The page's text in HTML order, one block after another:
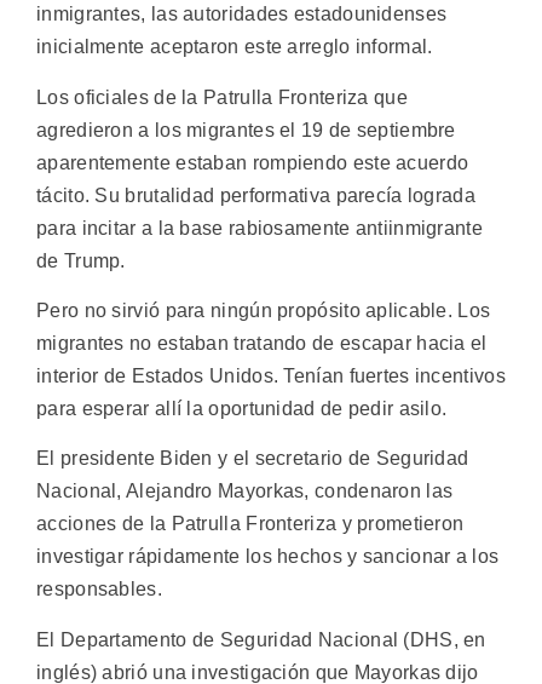
inmigrantes, las autoridades estadounidenses
inicialmente aceptaron este arreglo informal.
Los oficiales de la Patrulla Fronteriza que
agredieron a los migrantes el 19 de septiembre
aparentemente estaban rompiendo este acuerdo
tácito. Su brutalidad performativa parecía lograda
para incitar a la base rabiosamente antiinmigrante
de Trump.
Pero no sirvió para ningún propósito aplicable. Los
migrantes no estaban tratando de escapar hacia el
interior de Estados Unidos. Tenían fuertes incentivos
para esperar allí la oportunidad de pedir asilo.
El presidente Biden y el secretario de Seguridad
Nacional, Alejandro Mayorkas, condenaron las
acciones de la Patrulla Fronteriza y prometieron
investigar rápidamente los hechos y sancionar a los
responsables.
El Departamento de Seguridad Nacional (DHS, en
inglés) abrió una investigación que Mayorkas dijo